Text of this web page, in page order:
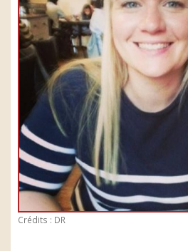
Crédits : DR